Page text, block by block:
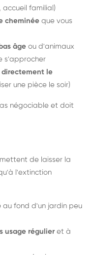
accueil familial)
cheminée que vous
âge ou d'animaux
s'approcher
directement le
une pièce le soir)
négociable et doit
de laisser la
l'extinction
au fond d'un jardin peu
usage régulier et à